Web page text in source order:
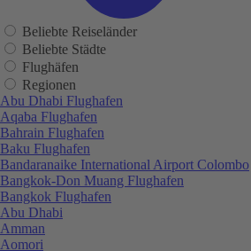
Beliebte Reiseländer
Beliebte Städte
Flughäfen
Regionen
Abu Dhabi Flughafen
Aqaba Flughafen
Bahrain Flughafen
Baku Flughafen
Bandaranaike International Airport Colombo
Bangkok-Don Muang Flughafen
Bangkok Flughafen
Abu Dhabi
Amman
Aomori